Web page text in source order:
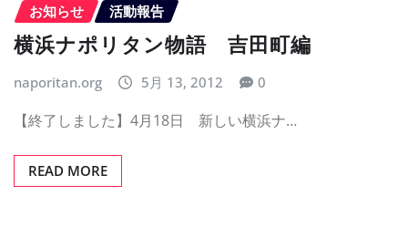
お知らせ 活動報告
横浜ナポリタン物語 吉田町編
naporitan.org 5月 13, 2012 0
【終了しました】4月18日 新しい横浜ナ…
READ MORE